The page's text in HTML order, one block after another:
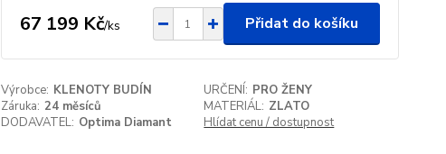
67 199 Kč/ks Přidat do košíku
Výrobce: KLENOTY BUDÍN URČENÍ: PRO ŽENY
Záruka: 24 měsíců MATERIÁL: ZLATO
DODAVATEL: Optima Diamant Hlídat cenu / dostupnost